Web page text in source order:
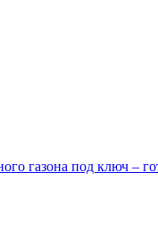
газона под ключ –